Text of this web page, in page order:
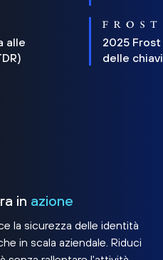
alle
2025 Frost
delle
in azione
la sicurezza delle identità
in scala aziendale. Riduci